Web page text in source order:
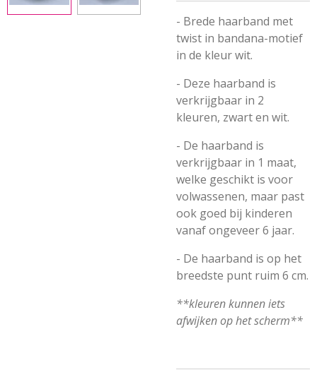
- Brede haarband met
twist in bandana-motief
in de kleur wit.
- Deze haarband is
verkrijgbaar in 2
kleuren, zwart en wit.
- De haarband is
verkrijgbaar in 1 maat,
welke geschikt is voor
volwassenen, maar past
ook goed bij kinderen
vanaf ongeveer 6 jaar.
- De haarband is op het
breedste punt ruim 6 cm.
**kleuren kunnen iets
afwijken op het scherm**